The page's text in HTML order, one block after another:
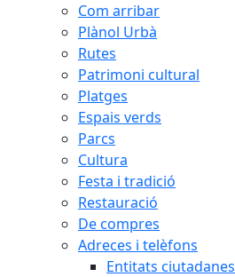
Com arribar
Plànol Urbà
Rutes
Patrimoni cultural
Platges
Espais verds
Parcs
Cultura
Festa i tradició
Restauració
De compres
Adreces i telèfons
Entitats ciutadanes